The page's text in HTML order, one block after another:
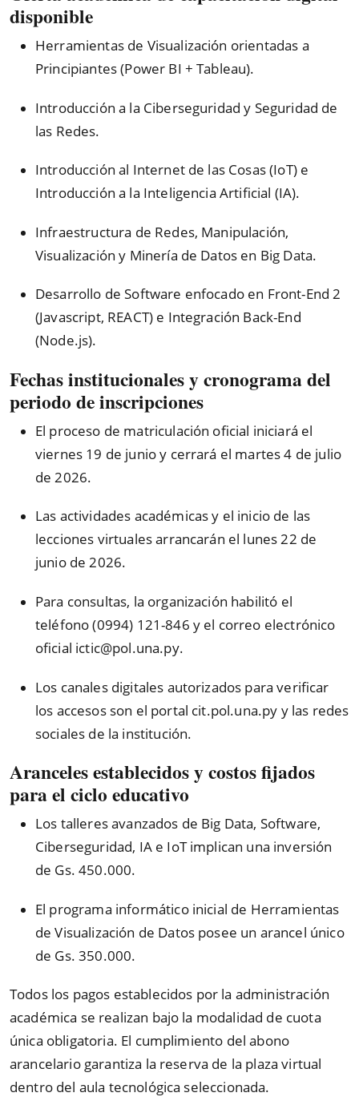
disponible
Herramientas de Visualización orientadas a
Principiantes (Power BI + Tableau).
Introducción a la Ciberseguridad y Seguridad de
las Redes.
Introducción al Internet de las Cosas (IoT) e
Introducción a la Inteligencia Artificial (IA).
Infraestructura de Redes, Manipulación,
Visualización y Minería de Datos en Big Data.
Desarrollo de Software enfocado en Front-End 2
(Javascript, REACT) e Integración Back-End
(Node.js).
Fechas institucionales y cronograma del
periodo de inscripciones
El proceso de matriculación oficial iniciará el
viernes 19 de junio y cerrará el martes 4 de julio
de 2026.
Las actividades académicas y el inicio de las
lecciones virtuales arrancarán el lunes 22 de
junio de 2026.
Para consultas, la organización habilitó el
teléfono (0994) 121-846 y el correo electrónico
oficial ictic@pol.una.py.
Los canales digitales autorizados para verificar
los accesos son el portal cit.pol.una.py y las redes
sociales de la institución.
Aranceles establecidos y costos fijados
para el ciclo educativo
Los talleres avanzados de Big Data, Software,
Ciberseguridad, IA e IoT implican una inversión
de Gs. 450.000.
El programa informático inicial de Herramientas
de Visualización de Datos posee un arancel único
de Gs. 350.000.
Todos los pagos establecidos por la administración
académica se realizan bajo la modalidad de cuota
única obligatoria. El cumplimiento del abono
arancelario garantiza la reserva de la plaza virtual
dentro del aula tecnológica seleccionada.